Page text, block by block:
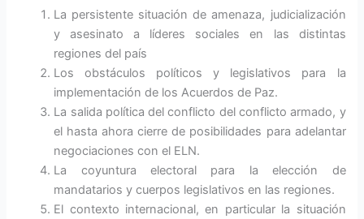
La persistente situación de amenaza, judicialización
y asesinato a líderes sociales en las distintas
regiones del país
Los obstáculos políticos y legislativos para la
implementación de los Acuerdos de Paz.
La salida política del conflicto del conflicto armado, y
el hasta ahora cierre de posibilidades para adelantar
negociaciones con el ELN.
La coyuntura electoral para la elección de
mandatarios y cuerpos legislativos en las regiones.
El contexto internacional, en particular la situación